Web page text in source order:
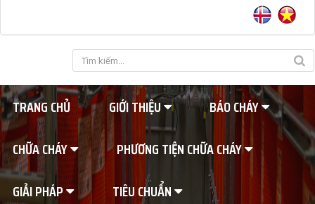
TRANG CHỦ GIỚI THIỆU
BÁO CHÁY
CHỮA CHÁY
PHƯƠNG TIỆN CHỮA CHÁY
GIẢI PHÁP
TIÊU CHUẨN